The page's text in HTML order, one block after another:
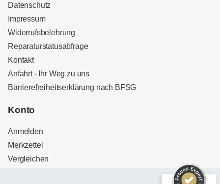
Datenschutz
Impressum
Widerrufsbelehrung
Reparaturstatusabfrage
Kontakt
Anfahrt - Ihr Weg zu uns
Barrierefreiheitserklärung nach BFSG
Konto
Anmelden
Merkzettel
Vergleichen
Kundenbewertungen und Erfahrungen zu
32
Bewertungen auf
ProvenExpert.com